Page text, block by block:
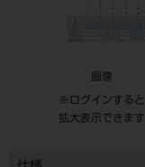
画像
※ログインすると
拡大表示できます